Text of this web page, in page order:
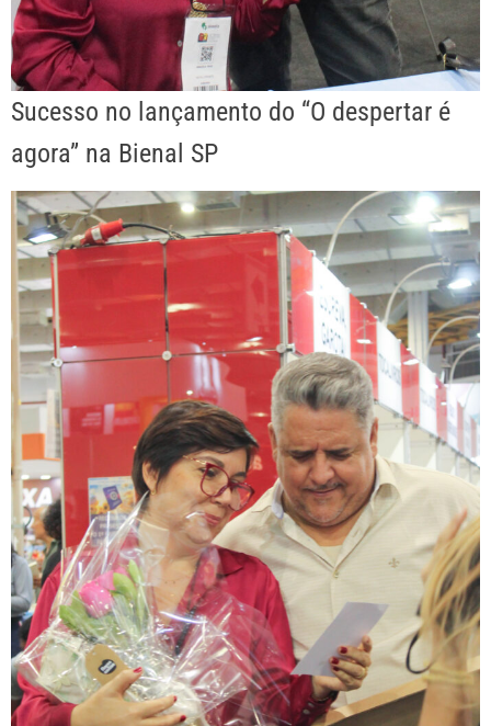
Sucesso no lançamento do “O despertar é
agora” na Bienal SP